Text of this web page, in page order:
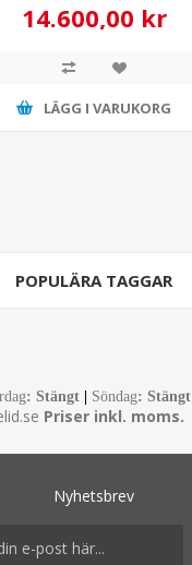
14.600,00 kr
LÄGG I VARUKORG
POPULÄRA TAGGAR
: Stängt Söndag: Stängt
Priser inkl. moms.
Nyhetsbrev